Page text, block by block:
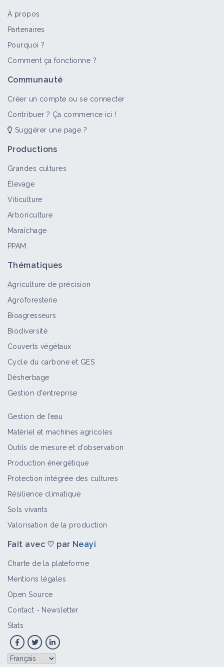
À propos
Partenaires
Pourquoi ?
Comment ça fonctionne ?
Communauté
Créer un compte ou se connecter
Contribuer ? Ça commence ici !
Suggérer une page ?
Productions
Grandes cultures
Élevage
Viticulture
Arboriculture
Maraîchage
PPAM
Thématiques
Agriculture de précision
Agroforesterie
Bioagresseurs
Biodiversité
Couverts végétaux
Cycle du carbone et GES
Désherbage
Gestion d'entreprise
Gestion de l’eau
Matériel et machines agricoles
Outils de mesure et d’observation
Production énergétique
Protection intégrée des cultures
Résilience climatique
Sols vivants
Valorisation de la production
Fait avec ♡ par Neayi
Charte de la plateforme
Mentions légales
Open Source
Contact - Newsletter
Stats